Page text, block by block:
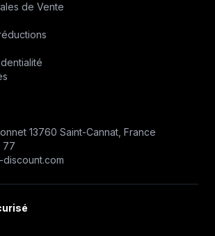
de Vente
13760 Saint-Cannat, France
77